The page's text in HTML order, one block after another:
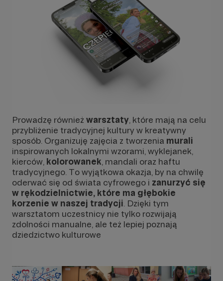
Prowadzę również warsztaty , które mają na celu
przybliżenie tradycyjnej kultury w kreatywny
sposób. Organizuję zajęcia z tworzenia murali
inspirowanych lokalnymi wzorami, wyklejanek,
kierców, kolorowanek , mandali oraz haftu
tradycyjnego. To wyjątkowa okazja, by na chwilę
oderwać się od świata cyfrowego i zanurzyć się
w rękodzielnictwie, które ma głębokie
korzenie w naszej tradycji . Dzięki tym
warsztatom uczestnicy nie tylko rozwijają
zdolności manualne, ale też lepiej poznają
dziedzictwo kulturowe